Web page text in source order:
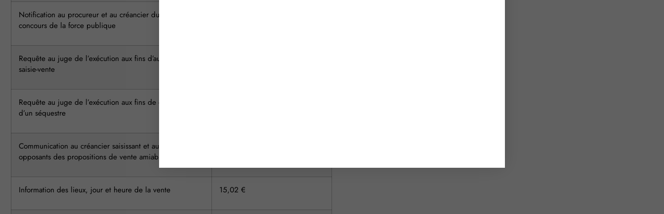
Notification au procureur et au créancier du refus du
concours de la force publique
Requête au juge de l’exécution aux fins d’autorisation de
saisie-vente
Requête au juge de l’exécution aux fins de désignation
d’un séquestre
Communication au créancier saisissant et aux créanciers
opposants des propositions de vente amiable
Information des lieux, jour et heure de la vente 15,02 €